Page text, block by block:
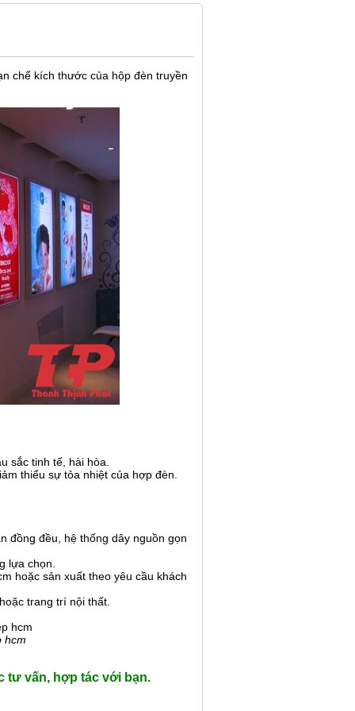
chế kích thước của hộp đèn truyền
sắc tinh tế, hài hòa.
thiểu sự tỏa nhiệt của hợp đèn.
đồng đều, hệ thống dây nguồn gọn
lựa chọn.
hoặc sản xuất theo yêu cầu khách
trang trí nội thất.
hcm
tư vấn, hợp tác với bạn.